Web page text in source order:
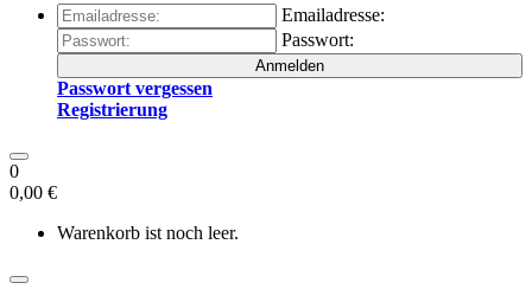
Emailadresse:
Passwort:
Anmelden
Passwort vergessen
Registrierung
0
0,00 €
Warenkorb ist noch leer.